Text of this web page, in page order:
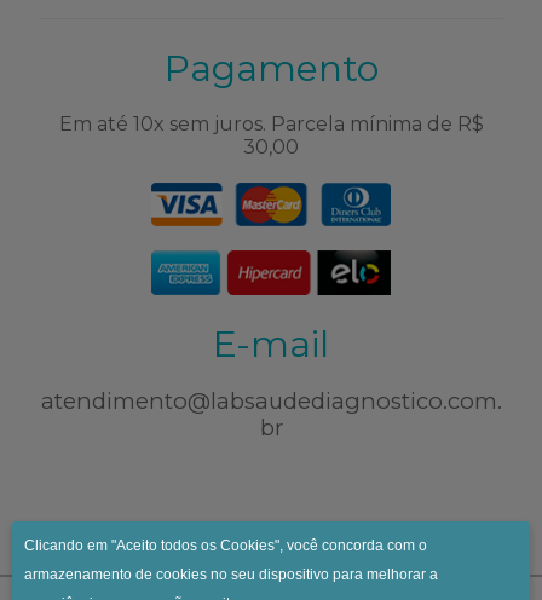
Pagamento
Em até 10x sem juros. Parcela mínima de R$
30,00
E-mail
atendimento@labsaudediagnostico.com.
br
Clicando em "Aceito todos os Cookies", você concorda com o
armazenamento de cookies no seu dispositivo para melhorar a